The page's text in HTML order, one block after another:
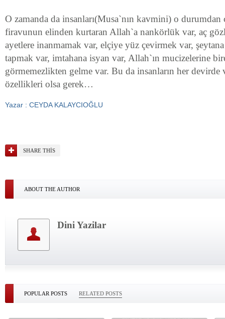
O zamanda da insanları(Musa`nın kavmini) o durumdan
firavunun elinden kurtaran Allah`a nankörlük var, aç
ayetlere inanmamak var, elçiye yüz çevirmek var,
tapmak var, imtahana isyan var, Allah`ın mucizelerine
görmemezlikten gelme var. Bu da insanların her devirde
özellikleri olsa gerek…
Yazar : CEYDA KALAYCIOĞLU
SHARE THIS
ABOUT THE AUTHOR
Dini Yazilar
POPULAR POSTS RELATED POSTS